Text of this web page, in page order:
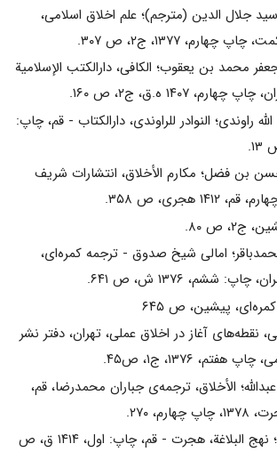
جلال الدین (مترجم)؛ علم اخلاق اسلامى،
چهارم، ۱۳۷۷، ج۲، ص ۳۰۷.
محمد بن یعقوب؛ الکافی، دارالکتب الإسلامیة
۱۴۰۷ ه.ق، ج۲، ص ۱۶۰.
راوندى؛ النوادر للراوندی، دارالکتاب - قم، چاپ:
بن فضل؛ مکارم الأخلاق، انتشارات شریف
هجرى،‌ ص ۳۵۸.
ج۲، ص ۸۰.
امالى شیخ صدوق - ترجمه کمره‌اى،
ششم، ۱۳۷۶ ش، ص ۶۴۱.
پیشین، ص ۶۴۵
نقطه‌هاى آغاز در اخلاق عملى، تهران، دفتر نشر
۱۳۷۶، ج۱، ‌ص۴۵.
الأخلاق، ترجمه‌ی جباران محمدرضا، قم،
۲۷۰.
سید رضى؛ نهج البلاغة، هجرت - قم، چاپ: اول، ۱۴۱۴ ق،‌ ص